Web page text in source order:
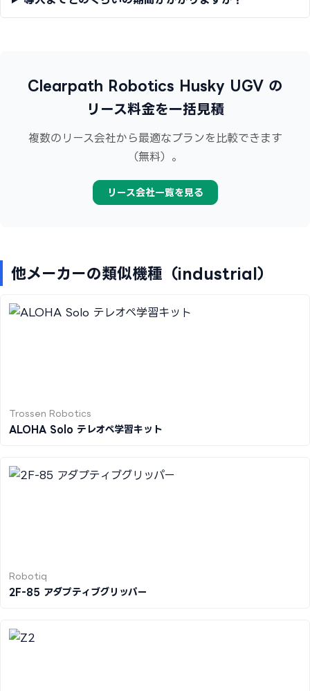
Clearpath Robotics Husky UGV の
リース料金を一括見積
複数のリース会社から最適なプランを比較できます
（無料）。
リース会社一覧を見る
他メーカーの類似機種（industrial）
Trossen Robotics
ALOHA Solo テレオペ学習キット
Robotiq
2F-85 アダプティブグリッパー